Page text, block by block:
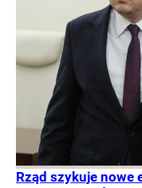
Rząd szykuje nowe